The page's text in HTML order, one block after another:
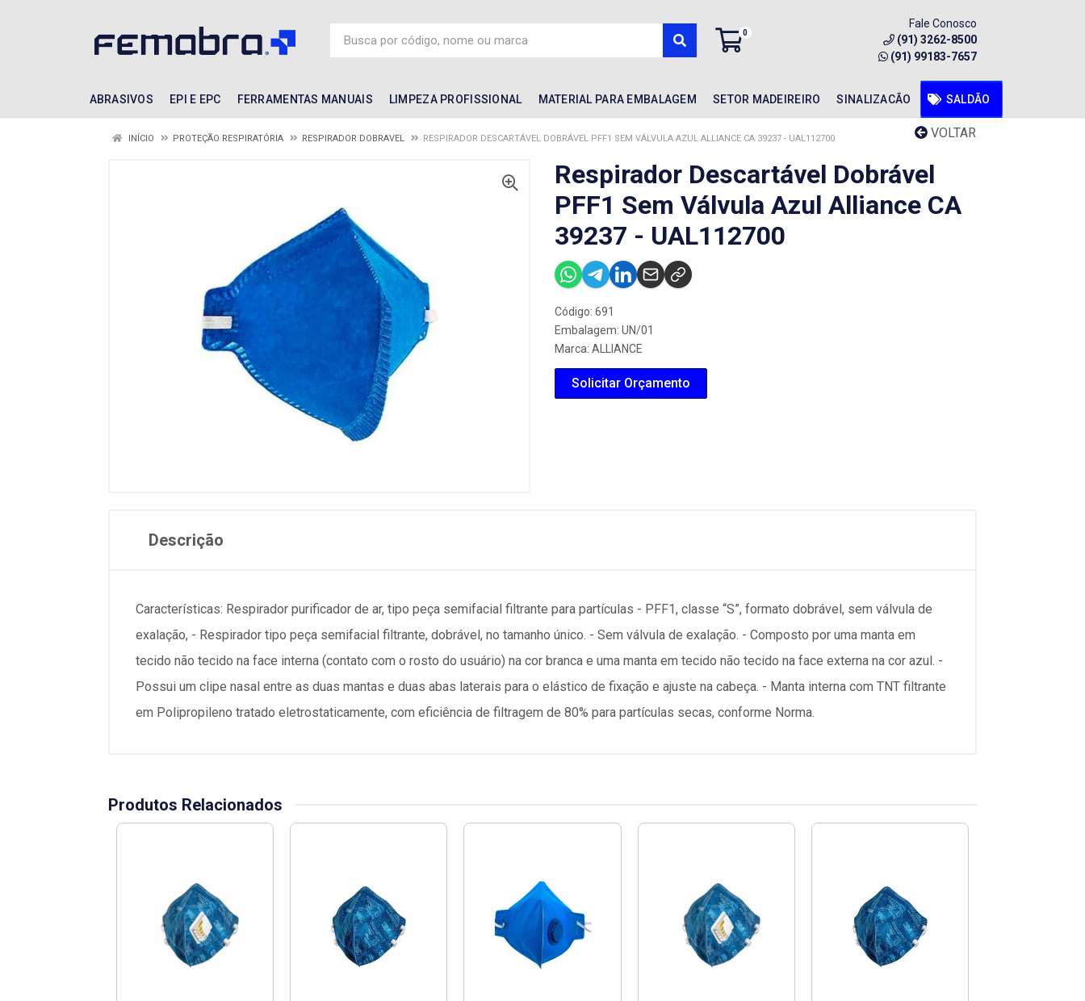
0
Fale Conosco
(91) 3262-8500
(91) 99183-7657
ABRASIVOS EPI E EPC FERRAMENTAS MANUAIS LIMPEZA PROFISSIONAL MATERIAL PARA EMBALAGEM SETOR MADEIREIRO SINALIZACÃO SALDÃO
VOLTAR
INÍCIO PROTEÇÃO RESPIRATÓRIA RESPIRADOR DOBRAVEL RESPIRADOR DESCARTÁVEL DOBRÁVEL PFF1 SEM VÁLVULA AZUL ALLIANCE CA 39237 - UAL112700
Respirador Descartável Dobrável
PFF1 Sem Válvula Azul Alliance CA
39237 - UAL112700
Código: 691
Embalagem: UN/01
Marca: ALLIANCE
Solicitar Orçamento
Descrição
Características: Respirador purificador de ar, tipo peça semifacial filtrante para partículas - PFF1, classe “S”, formato dobrável, sem válvula de
exalação, - Respirador tipo peça semifacial filtrante, dobrável, no tamanho único. - Sem válvula de exalação. - Composto por uma manta em
tecido não tecido na face interna (contato com o rosto do usuário) na cor branca e uma manta em tecido não tecido na face externa na cor azul. -
Possui um clipe nasal entre as duas mantas e duas abas laterais para o elástico de fixação e ajuste na cabeça. - Manta interna com TNT filtrante
em Polipropileno tratado eletrostaticamente, com eficiência de filtragem de 80% para partículas secas, conforme Norma.
Produtos Relacionados